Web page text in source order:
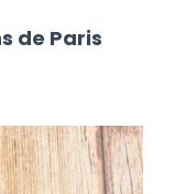
de Paris